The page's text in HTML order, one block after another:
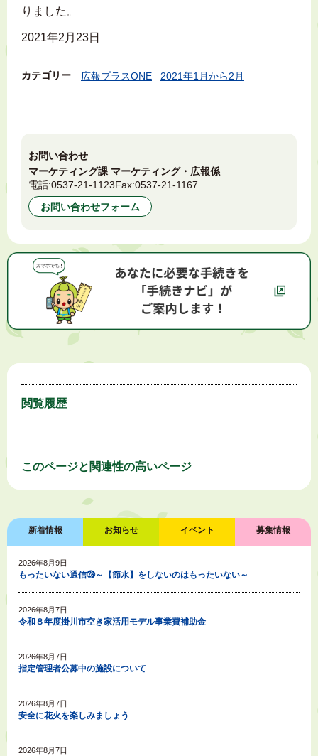
りました。
2021年2月23日
カテゴリー 広報プラスONE 2021年1月から2月
お問い合わせ
マーケティング課 マーケティング・広報係
電話:0537-21-1123Fax:0537-21-1167
お問い合わせフォーム
閲覧履歴
このページと 関連性の高いページ
新着情報 お知らせ イベント 募集情報
2026年8月9日
もったいない通信㉘～【節水】をしないのはもったいない～
2026年8月7日
令和８年度掛川市空き家活用モデル事業費補助金
2026年8月7日
指定管理者公募中の施設について
2026年8月7日
安全に花火を楽しみましょう
2026年8月7日